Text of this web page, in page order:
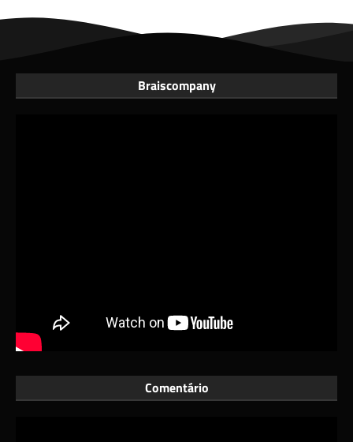
Braiscompany
Comentário